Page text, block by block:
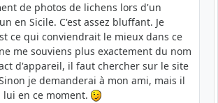
de photos de lichens lors d'un
en Sicile. C'est assez bluffant. Je
ce qui conviendrait le mieux dans ce
me souviens plus exactement du nom
d'appareil, il faut chercher sur le site
je demanderai à mon ami, mais il
lui en ce moment.